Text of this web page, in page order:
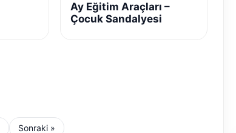
Ay Eğitim Araçları –
Çocuk Sandalyesi
Sonraki »